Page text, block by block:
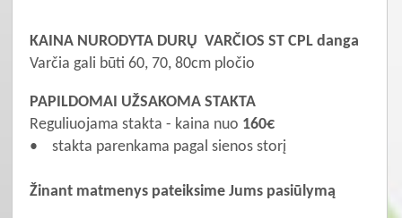
KAINA NURODYTA DURŲ VARČIOS ST CPL danga
Varčia gali būti 60, 70, 80cm pločio
PAPILDOMAI UŽSAKOMA STAKTA
Reguliuojama stakta - kaina nuo 160€
• stakta parenkama pagal sienos storį
Žinant matmenys pateiksime Jums pasiūlymą